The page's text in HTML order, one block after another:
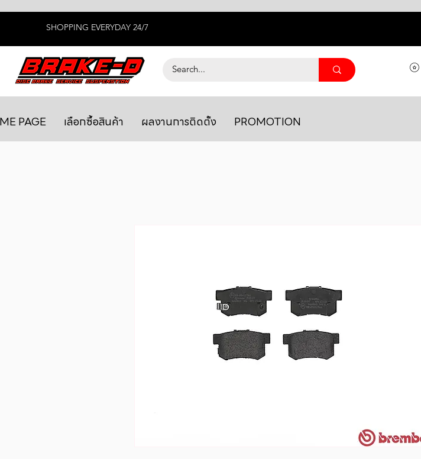
SHOPPING EVERYDAY 24/7
PAGE เลือกซื้อสินค้า ผลงานการติดตั้ง PROMOTION